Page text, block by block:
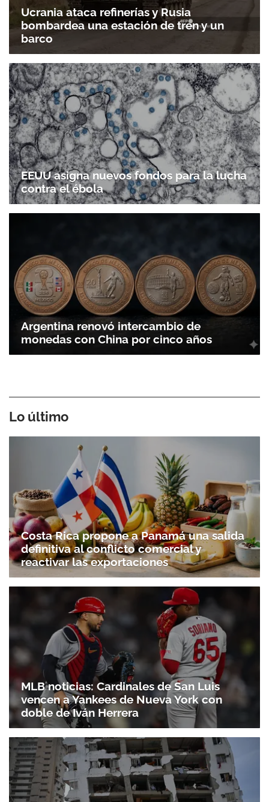
Ucrania ataca refinerías y Rusia
bombardea una estación de tren y un
barco
EEUU asigna nuevos fondos para la lucha
contra el ébola
Argentina renovó intercambio de
monedas con China por cinco años
Lo último
Costa Rica propone a Panamá una salida
definitiva al conflicto comercial y
reactivar las exportaciones
MLB noticias: Cardinales de San Luis
vencen a Yankees de Nueva York con
doble de Iván Herrera